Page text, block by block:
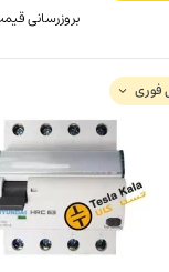
بروزرسانی
فوری